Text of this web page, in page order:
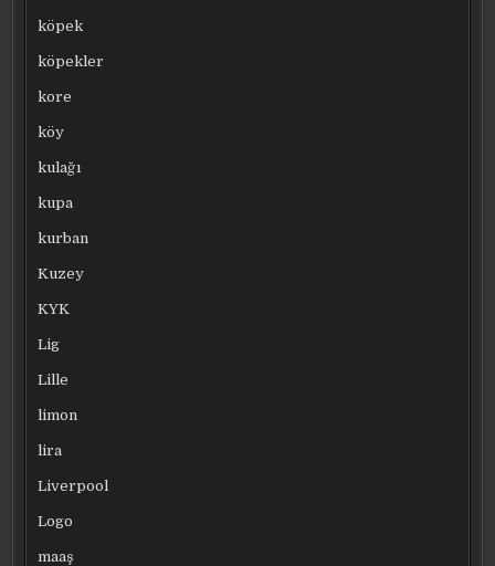
köpek
köpekler
kore
köy
kulağı
kupa
kurban
Kuzey
KYK
Lig
Lille
limon
lira
Liverpool
Logo
maaş